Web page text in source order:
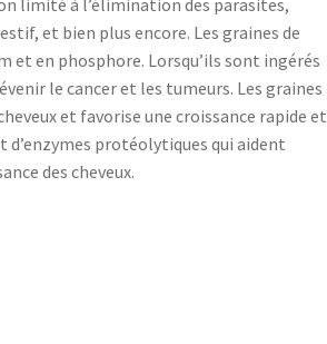
limité à l’élimination des parasites,
et bien plus encore. Les graines de
et en phosphore. Lorsqu’ils sont ingérés
le cancer et les tumeurs. Les graines
et favorise une croissance rapide et
d’enzymes protéolytiques qui aident
des cheveux.